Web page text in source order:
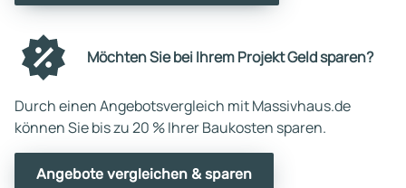
Möchten Sie bei Ihrem Projekt Geld sparen?
Durch einen Angebotsvergleich mit Massivhaus.de
können Sie bis zu 20 % Ihrer Baukosten sparen.
Angebote vergleichen & sparen